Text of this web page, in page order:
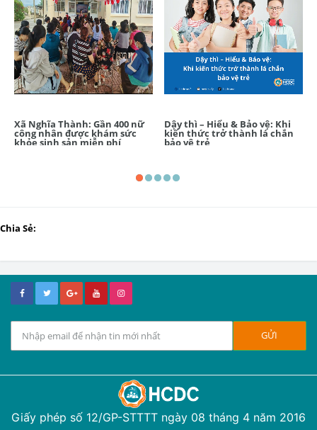
Xã Nghĩa Thành: Gần 400 nữ
công nhân được khám sức
khỏe sinh sản miễn phí
Dậy thì – Hiểu & Bảo vệ: Khi
kiến thức trở thành lá chắn
bảo vệ trẻ
Chia Sẻ:
Giấy phép số 12/GP-STTTT ngày 08 tháng 4 năm 2016